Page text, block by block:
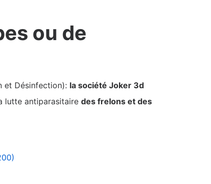
ou de
et Désinfection): la société Joker 3d
lutte antiparasitaire des frelons et des